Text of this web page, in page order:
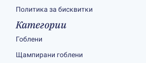
Политика за бисквитки
Категории
Гоблени
Щампирани гоблени